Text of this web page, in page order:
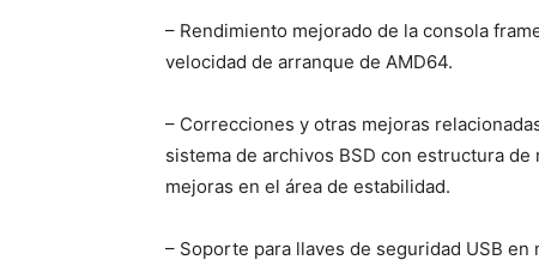
– Rendimiento mejorado de la consola
velocidad de arranque de AMD64.
– Correcciones y otras mejoras
sistema de archivos BSD con estructura
mejoras en el área de estabilidad.
– Soporte para llaves de seguridad USB